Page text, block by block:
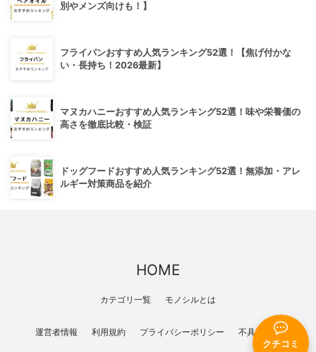
クチコミ
別やメンズ向けも！】
フライパンおすすめ人気ランキング52選！【焦げ付かな
い・長持ち！2026最新】
マヌカハニーおすすめ人気ランキング52選！味や栄養価の
高さを徹底比較・検証
ドッグフードおすすめ人気ランキング52選！無添加・アレ
ルギー対策商品を紹介
HOME
カテゴリ一覧 モノシルとは
運営者情報 利用規約 プライバシーポリシー 不具合報告